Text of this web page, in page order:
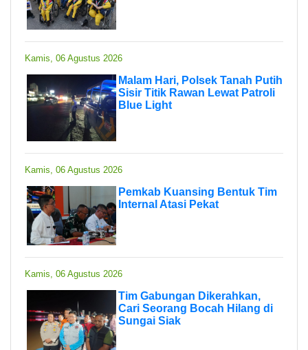
Kamis, 06 Agustus 2026
Malam Hari, Polsek Tanah Putih
Sisir Titik Rawan Lewat Patroli
Blue Light
Kamis, 06 Agustus 2026
Pemkab Kuansing Bentuk Tim
Internal Atasi Pekat
Kamis, 06 Agustus 2026
Tim Gabungan Dikerahkan,
Cari Seorang Bocah Hilang di
Sungai Siak